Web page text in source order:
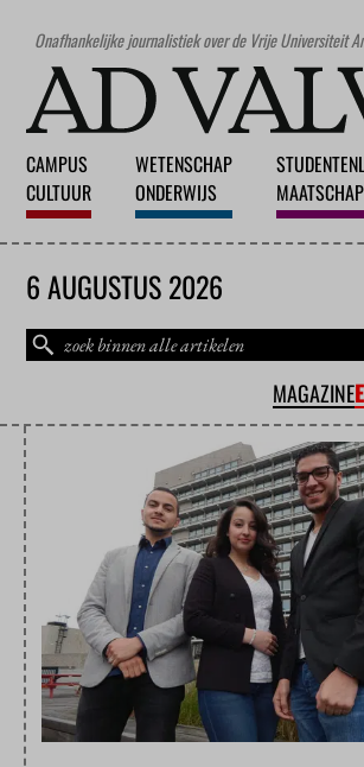
Onafhankelijke journalistiek over de Vrije Universiteit
CAMPUS
CULTUUR
WETENSCHAP
ONDERWIJS
6 AUGUSTUS 2026
MAGAZINE